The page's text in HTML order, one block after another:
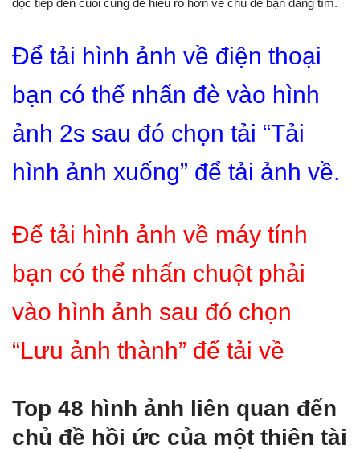
đọc tiếp đến cuối cùng để hiểu rõ hơn về chủ đề bạn đang tìm.
Để tải hình ảnh về điện thoại
bạn có thể nhấn đè vào hình
ảnh 2s sau đó chọn tải “Tải
hình ảnh xuống” để tải ảnh về.
Để tải hình ảnh về máy tính
bạn có thể nhấn chuột phải
vào hình ảnh sau đó chọn
“Lưu ảnh thành” để tải về
Top 48 hình ảnh liên quan đến
chủ đề hồi ức của một thiên tài